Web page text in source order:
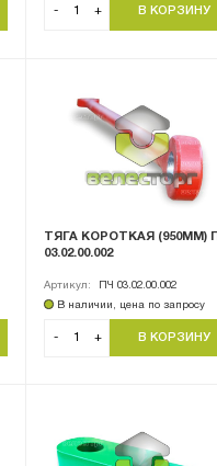
- +
ТЯГА КОРОТКАЯ (950ММ)
03.02.00.002
Артикул:
ПЧ 03.02.00.002
В наличии, цена по запросу
- +